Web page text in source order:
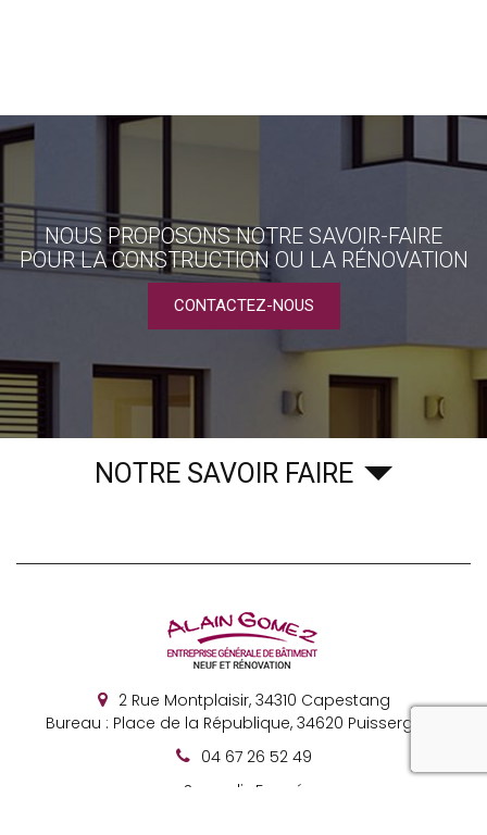
NOUS PROPOSONS NOTRE SAVOIR-FAIRE
POUR LA CONSTRUCTION OU LA RÉNOVATION
CONTACTEZ-NOUS
NOTRE SAVOIR FAIRE
2 Rue Montplaisir, 34310 Capestang
Bureau : Place de la République, 34620 Puisserguier
04 67 26 52 49
Samedi : Fermé